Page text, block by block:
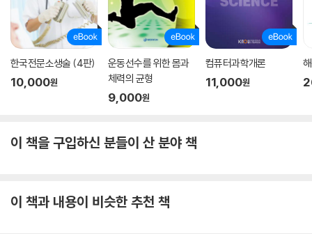
한국전문소생술 (4판)
10,000원
운동선수를 위한 몸과
체력의 균형
9,000원
컴퓨터과학개론
11,000원
이 책을 구입하신 분들이 산 분야 책
이 책과 내용이 비슷한 추천 책